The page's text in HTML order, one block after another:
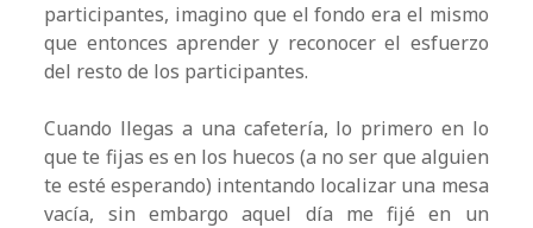
participantes, imagino que el fondo era el mismo
que entonces aprender y reconocer el esfuerzo
del resto de los participantes.
Cuando llegas a una cafetería, lo primero en lo
que te fijas es en los huecos (a no ser que alguien
te esté esperando) intentando localizar una mesa
vacía, sin embargo aquel día me fijé en un